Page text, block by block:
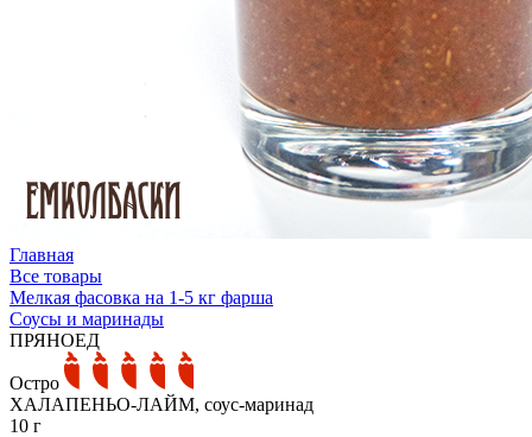
Главная
Все товары
Мелкая фасовка на 1-5 кг фарша
Соусы и маринады
ПРЯНОЕД
Остро
ХАЛАПЕНЬО-ЛАЙМ, соус-маринад
10 г